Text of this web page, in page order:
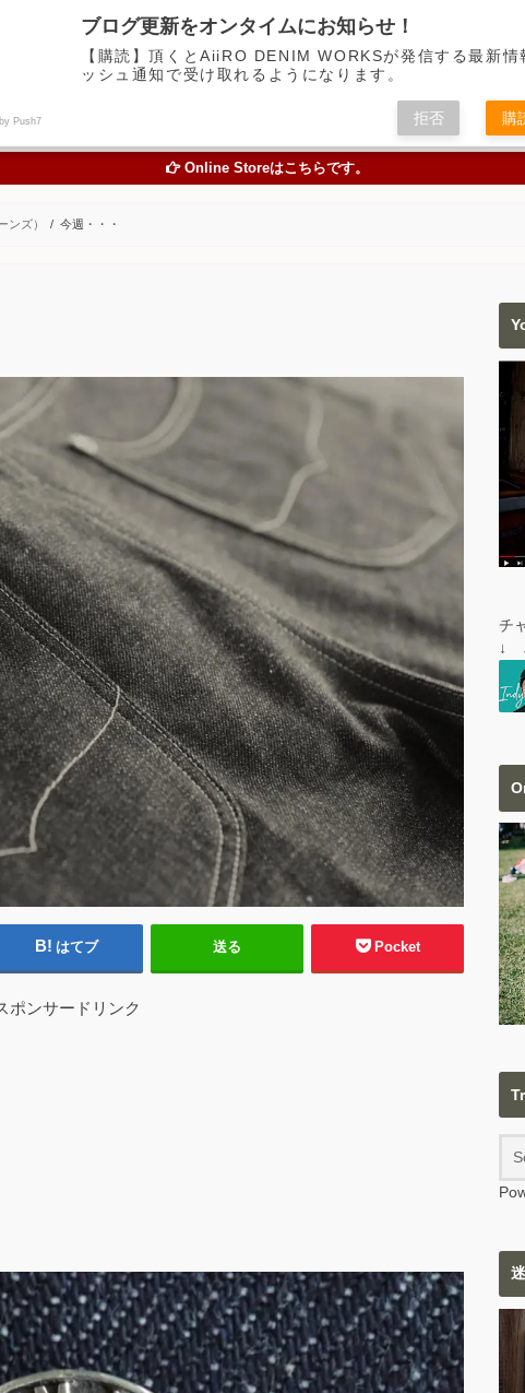
お買い物
ONLINE STORE
色落
STUDY
Online Storeはこちらです。
ンズ） 今週・・・
はてブ 送る Pocket
ポンサードリンク
チ
↓
ブログ更新をオンタイムにお知らせ！
【購読】頂くとAiiRO DENIM WORKSが発信する最新情
ッシュ通知で受け取れるようになります。
Push7 拒否 購